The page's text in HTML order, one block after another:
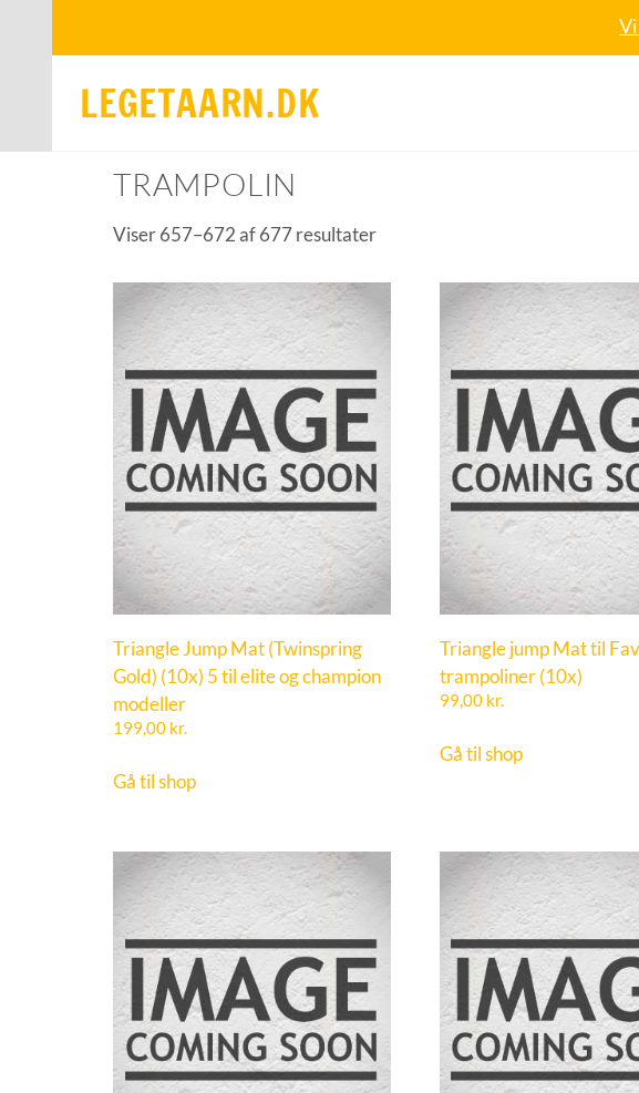
LEGETAARN.DK
TRAMPOLIN
Viser 657–672 af 677 resultater
Triangle Jump Mat (Twinspring
Gold) (10x) 5 til elite og champion
modeller
199,00 kr.
Gå til shop
Triangle jump Mat til
trampoliner (10x)
99,00 kr.
Gå til shop